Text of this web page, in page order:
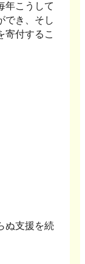
年こうして
でき、そし
寄付するこ
ぬ支援を続